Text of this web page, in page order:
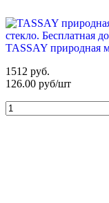
TASSAY природная
1512 руб.
126.00 руб/шт